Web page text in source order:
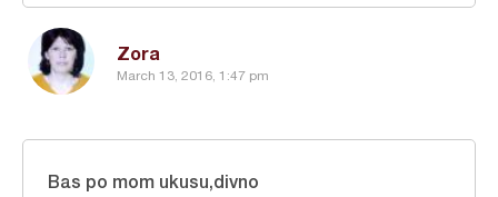
Zora
March 13, 2016, 1:47 pm
Bas po mom ukusu,divno